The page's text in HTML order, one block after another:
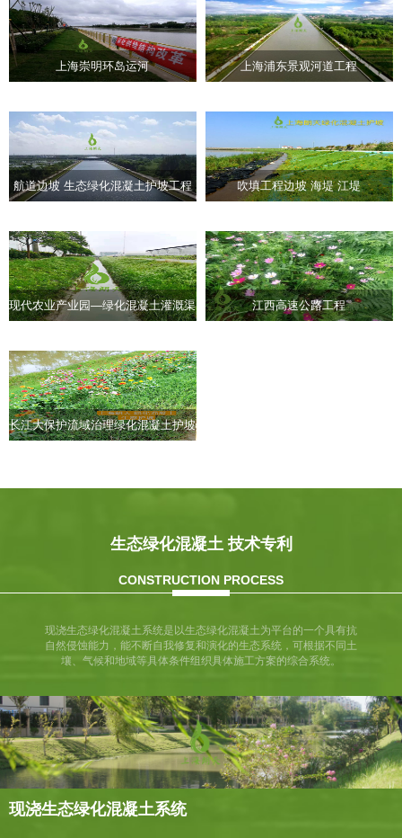
上海崇明环岛运河 上海浦东景观河道工程
航道边坡 生态绿化混凝土护坡工程 吹填工程边坡 海堤 江堤
现代农业产业园—绿化混凝土灌溉渠 江西高速公路工程
长江大保护流域治理绿化混凝土护坡
生态绿化混凝土 技术专利
CONSTRUCTION PROCESS
现浇生态绿化混凝土系统是以生态绿化混凝土为平台的一个具有抗
自然侵蚀能力，能不断自我修复和演化的生态系统，可根据不同土
壤、气候和地域等具体条件组织具体施工方案的综合系统。
现浇生态绿化混凝土系统